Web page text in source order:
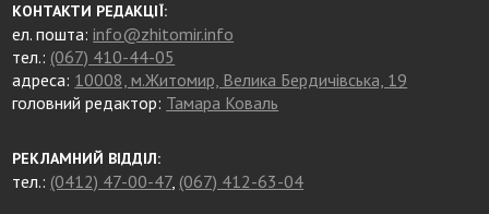
КОНТАКТИ РЕДАКЦІЇ:
ел. пошта:info@zhitomir.info
тел.: (067) 410-44-05
адреса: 10008, м.Житомир, Велика Бердичівська, 19
головний редактор: Тамара Коваль
РЕКЛАМНИЙ ВІДДІЛ:
тел.: (0412) 47-00-47, (067) 412-63-04